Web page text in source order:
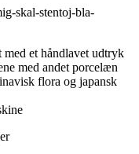
skal-stentoj-bla-
et håndlavet udtryk
med andet porcelæn
flora og japansk